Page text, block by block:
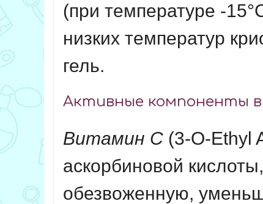
(при температуре -
низких температур
гель.
Активные компоненты в
Витамин С (3-O-Ethyl
аскорбиновой кислоты,
обезвоженную,